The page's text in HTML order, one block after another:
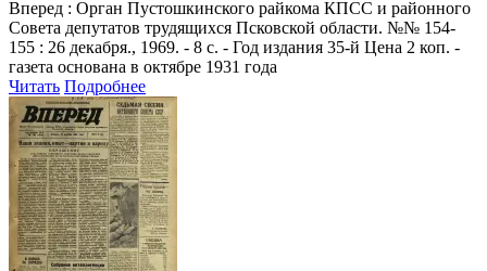
Вперед : Орган Пустошкинского райкома КПСС и районного
Совета депутатов трудящихся Псковской области. №№ 154-
155 : 26 декабря., 1969. - 8 с. - Год издания 35-й Цена 2 коп. -
газета основана в октябре 1931 года
Читать Подробнее